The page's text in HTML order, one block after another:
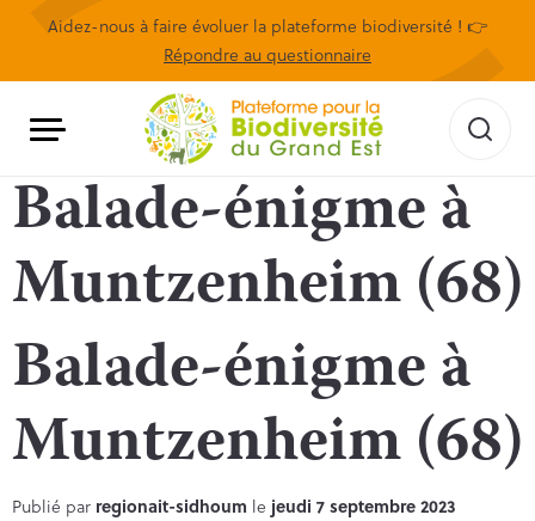
Aidez-nous à faire évoluer la plateforme biodiversité ! 👉
Répondre au questionnaire
Balade-énigme à
Muntzenheim (68)
Balade-énigme à
Muntzenheim (68)
Publié par regionait-sidhoum le jeudi 7 septembre 2023